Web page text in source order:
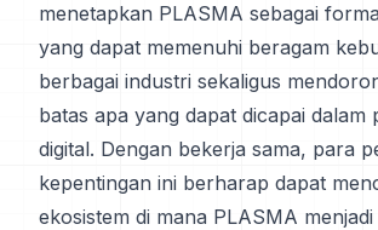
menetapkan PLASMA sebagai
yang dapat memenuhi beragam
berbagai industri sekaligus
batas apa yang dapat dicapai dalam
digital. Dengan bekerja sama, para
kepentingan ini berharap dapat
ekosistem di mana PLASMA